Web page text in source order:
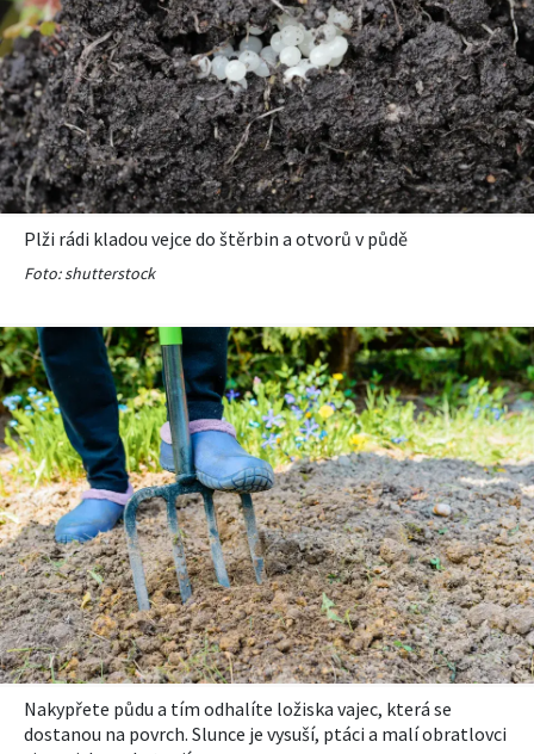
Plži rádi kladou vejce do štěrbin a otvorů v půdě
Foto: shutterstock
Nakypřete půdu a tím odhalíte ložiska vajec, která se
dostanou na povrch. Slunce je vysuší, ptáci a malí obratlovci